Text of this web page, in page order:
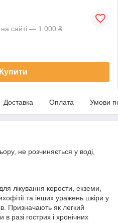
сайті — 1 000 ₴
Купити
Доставка Оплата Умови
не розчиняється у воді,
лікування корости, екземи,
та інших уражень шкіри у
Призначають як легкий
разі гострих і хронічних